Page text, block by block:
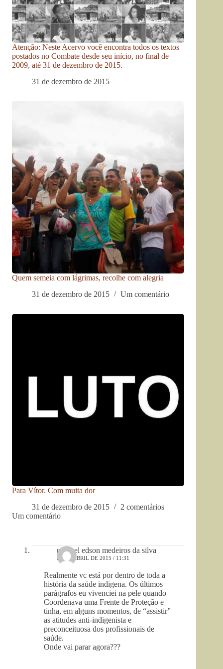
Atenção: Neste Acervo você encontra todos os textos
postados no Combate desde seu início, no final de
2009, até 31 de dezembro de 2015.
31 de dezembro de 2015
Quem semeia com lágrimas, recolhe com alegria
31 de dezembro de 2015
Um comentário
Para Vítor. Com muita dor
31 de dezembro de 2015
2 comentários
Um comentário
manoel edson medeiros da silva
28 DE ABRIL DE 2015 / 11:31
Realmente vc está por dentro de toda a
história da saúde indigena. Os últimos
parágrafos eu vivenciei na pele quando
Coordenava uma Frente de Proteção e
tinha, em alguns momentos, de “assistir”
as atitudes anti-indigenista e
preconceituosa dos profissionais de
saúde.
Onde vai parar agora???